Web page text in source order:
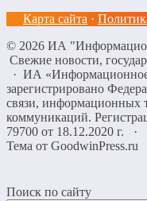
Карта сайта ·
© 2026 ИА
Свежие новости,
· ИА
зарегистрировано
связи, информационных
коммуникаций.
79700 от 18.12.2020 г. ·
Тема от GoodwinPress.ru
Поиск по сайту